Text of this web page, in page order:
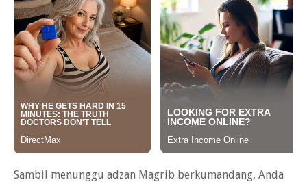
Sambil menunggu adzan Magrib berkumandang, Anda